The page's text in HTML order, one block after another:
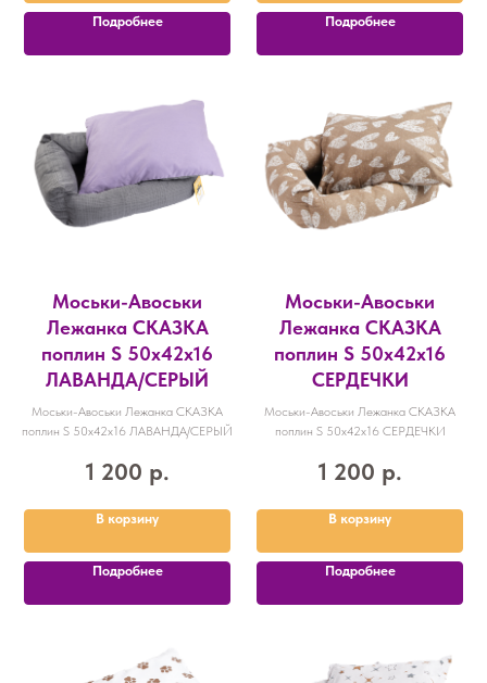
Подробнее Подробнее
Моськи-Авоськи
Лежанка СКАЗКА
поплин S 50х42х16
ЛАВАНДА/СЕРЫЙ
Моськи-Авоськи Лежанка СКАЗКА
поплин S 50х42х16 ЛАВАНДА/СЕРЫЙ
1 200 р.
В корзину
Подробнее
Моськи-Авоськи
Лежанка СКАЗКА
поплин S 50х42х16
СЕРДЕЧКИ
Моськи-Авоськи Лежанка СКАЗКА
поплин S 50х42х16 СЕРДЕЧКИ
1 200 р.
В корзину
Подробнее